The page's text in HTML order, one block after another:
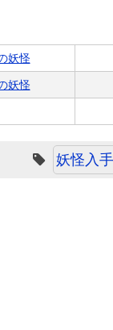
妖怪
妖怪
妖怪入